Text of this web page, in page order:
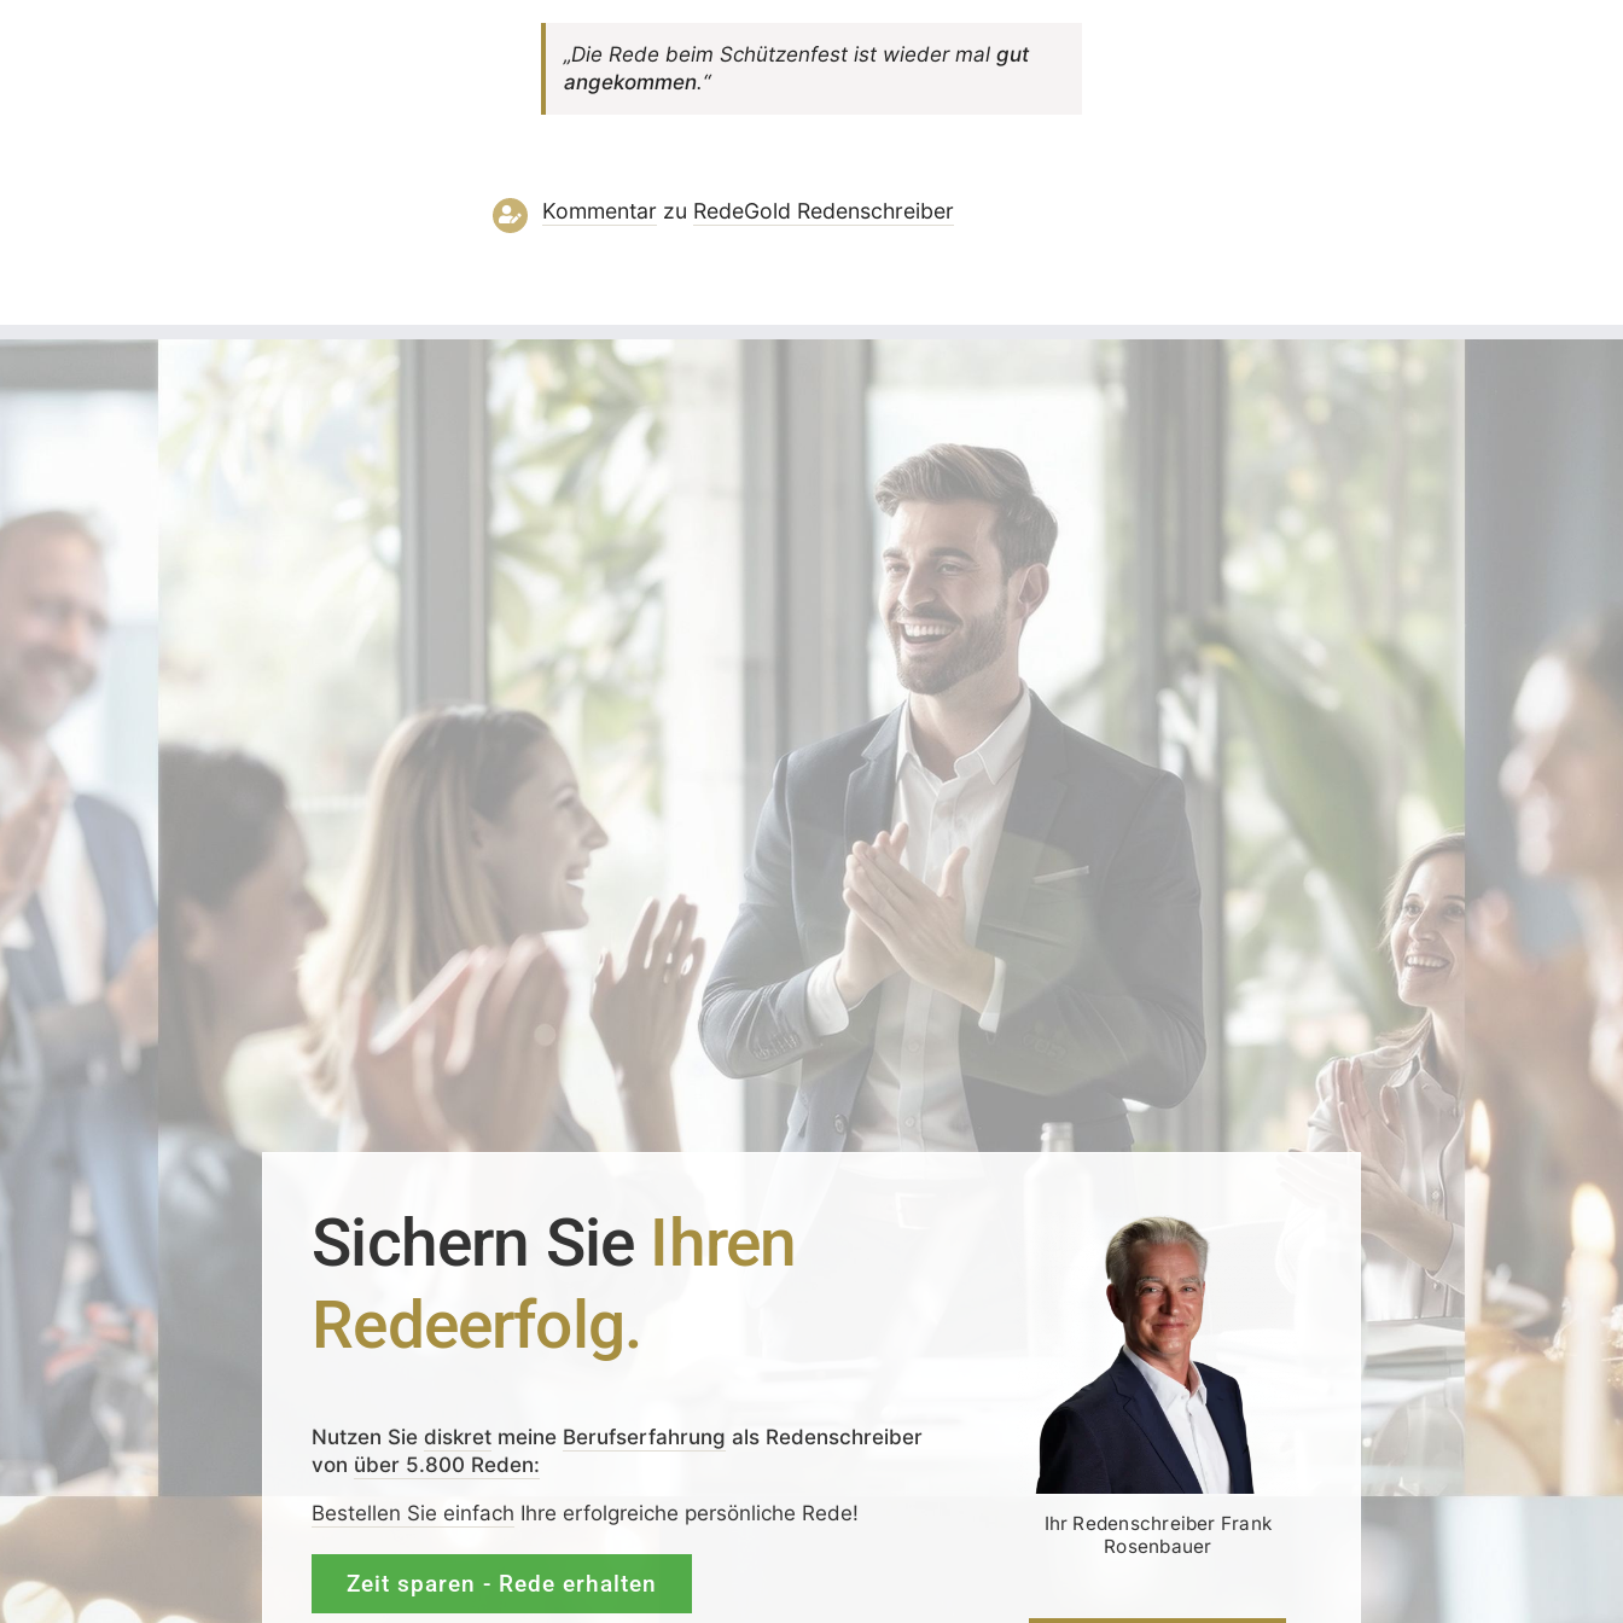
„Die Rede beim Schüt­zen­fest ist wieder mal gut
ange­kommen.“
Kommentarzu RedeGold Reden­schreiber
Sichern Sie Ihren
Redeerfolg.
Nutzen Siediskret meine Berufserfahrung als Redenschreiber
von über 5.800 Reden:
Bestellen Sie einfach Ihre erfolgreiche persönliche Rede!
Zeit sparen - Rede erhalten
Ihr Redenschreiber Frank
Rosenbauer